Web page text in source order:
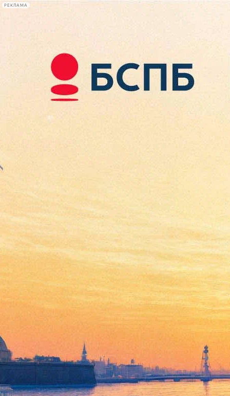
РЕКЛАМА
Сегодня:
2026.08.09
19:29
Афиша Plus